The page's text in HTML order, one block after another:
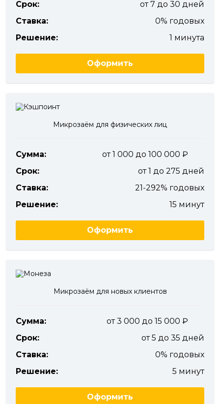
Срок:
от 7 до 30 дней
Ставка:
0% годовых
Решение:
1 минута
Оформить
Микрозаём для физических лиц
Сумма:
от 1 000 до 100 000
Срок:
от 1 до 275 дней
Ставка:
21-292% годовых
Решение:
15 минут
Оформить
Микрозаём для новых клиентов
Сумма:
от 3 000 до 15 000
Срок:
от 5 до 35 дней
Ставка:
0% годовых
Решение:
5 минут
Оформить